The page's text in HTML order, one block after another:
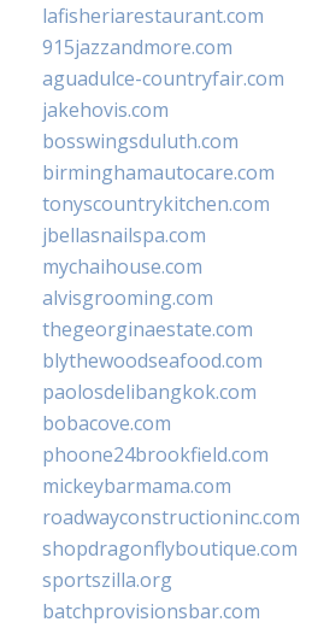
lafisheriarestaurant.com
915jazzandmore.com
aguadulce-countryfair.com
jakehovis.com
bosswingsduluth.com
birminghamautocare.com
tonyscountrykitchen.com
jbellasnailspa.com
mychaihouse.com
alvisgrooming.com
thegeorginaestate.com
blythewoodseafood.com
paolosdelibangkok.com
bobacove.com
phoone24brookfield.com
mickeybarmama.com
roadwayconstructioninc.com
shopdragonflyboutique.com
sportszilla.org
batchprovisionsbar.com